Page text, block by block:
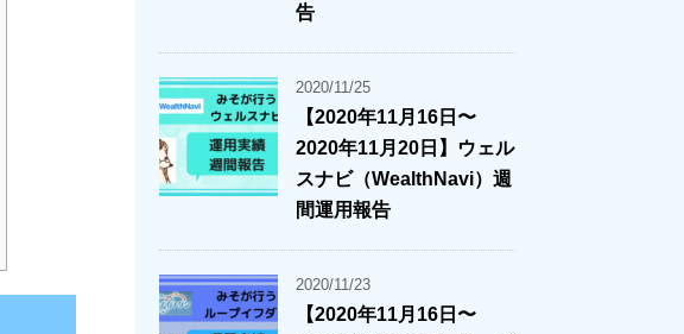
告
2020/11/25
【2020年11月16日〜
2020年11月20日】ウェル
スナビ（WealthNavi）週
間運用報告
2020/11/23
【2020年11月16日〜